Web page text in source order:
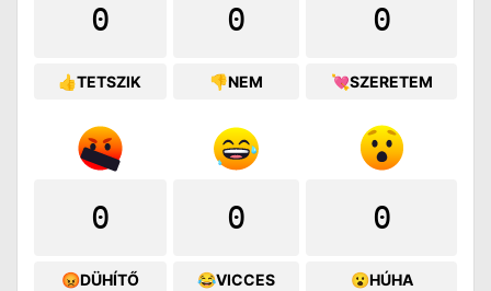
0
👍TETSZIK
0
👎NEM
0
💘SZERETEM
0
😡DÜHÍTŐ
0
😂VICCES
0
😮HÚHA